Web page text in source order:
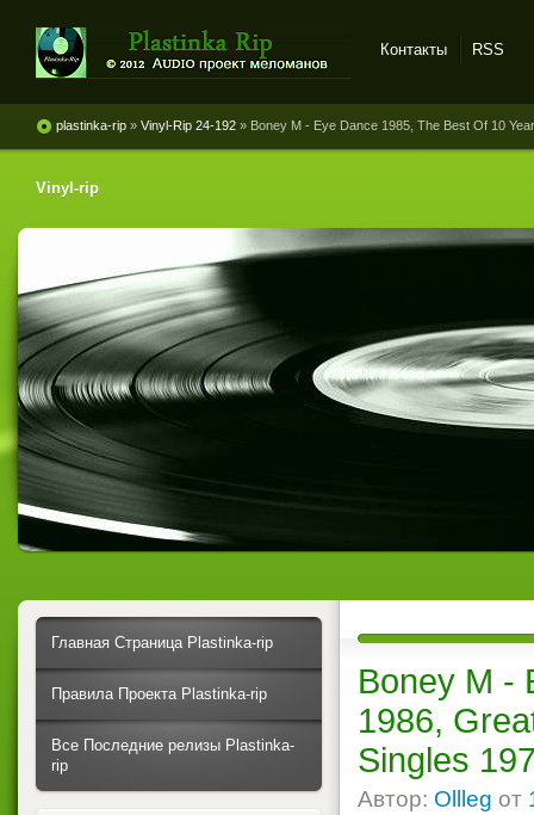
винила и магнитоальбомов
Контакты RSS
plastinka-rip » Vinyl-Rip 24-192 » Boney M - Eye Dance 1985, The Best Of 10
Vinyl-rip
Boney M -
1986,
Singles
Автор: Ollleg от
Главная Страница Plastinka-rip
Правила Проекта Plastinka-rip
Все Последние релизы Plastinka-
rip